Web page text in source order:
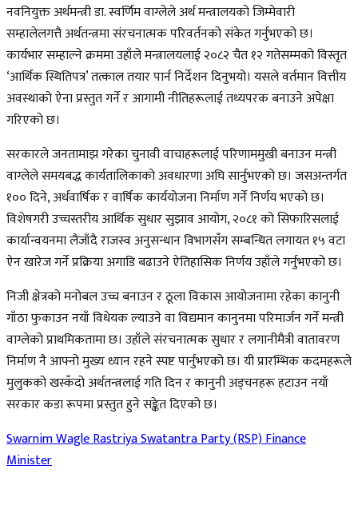
नवनियुक्त अर्थमन्त्री डा. स्वर्णिम वाग्लेले अर्थ मन्त्रालयको जिम्मेवारी
सम्हालेलगत्तै अर्थतन्त्रमा संरचनात्मक परिवर्तनको संकेत गर्नुभएको छ।
कार्यभार सम्हाल्ने क्रममा उहाँले मन्त्रालयलाई २०८२ चैत १२ गतेसम्मको विस्तृत
‘आर्थिक स्थितिपत्र’ तत्काल तयार पार्न निर्देशन दिनुभयो। यसले वर्तमान वित्तीय
अवस्थाको ऐना प्रस्तुत गर्ने र आगामी नीतिहरूलाई तथ्यपरक बनाउने अपेक्षा
गरिएको छ।
सरकारले जनतामाझ गरेका चुनावी वाचाहरूलाई परिणाममुखी बनाउन मन्त्री
वाग्लेले समयबद्ध कार्यतालिकाको अवधारणा अघि सार्नुभएको छ। जसअन्तर्गत
१०० दिने, अर्धवार्षिक र वार्षिक कार्ययोजना निर्माण गर्ने निर्णय भएको छ।
विशेषगरी उच्चस्तरीय आर्थिक सुधार सुझाव आयोग, २०८१ को सिफारिसलाई
कार्यान्वयनमा लैजाँदै राजस्व अनुसन्धान विभागसँग सम्बन्धित लगायत १५ वटा
ऐन खारेज गर्ने प्रक्रिया अगाडि बढाउने ऐतिहासिक निर्णय उहाँले गर्नुभएको छ।
निजी क्षेत्रको मनोबल उच्च बनाउन र ठूला विकास आयोजनामा रहेका कानुनी
गाँठा फुकाउन नयाँ विधेयक ल्याउने वा विद्यमान कानुनमा परिमार्जन गर्ने मन्त्री
वाग्लेको प्राथमिकतामा छ। उहाँले संरचनात्मक सुधार र लगानीमैत्री वातावरण
निर्माण नै आफ्नो मुख्य ध्यान रहने स्पष्ट पार्नुभएको छ। यी प्रारम्भिक कदमहरूले
मुलुकको खस्कँदो अर्थतन्त्रलाई गति दिन र कानुनी अड्चनहरू हटाउन नयाँ
सरकार कडा रूपमा प्रस्तुत हुने सङ्केत दिएको छ।
Swarnim WagleRastriya Swatantra Party (RSP)Finance
Minister